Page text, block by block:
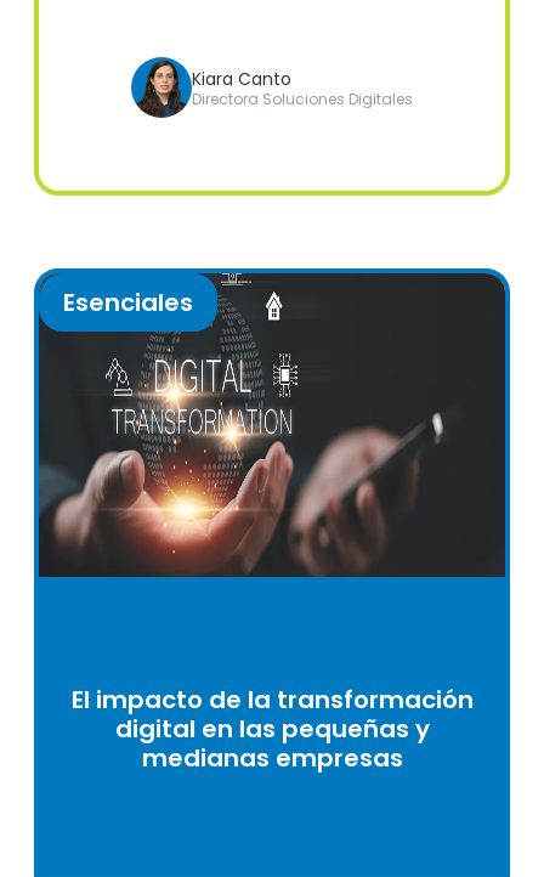
Kiara Canto
Directora Soluciones Digitales
Esenciales
El impacto de la transformación
digital en las pequeñas y
medianas empresas